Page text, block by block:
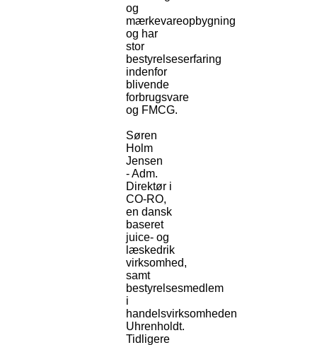
og
mærkevareopbygning
og har
stor
bestyrelseserfaring
indenfor
blivende
forbrugsvare
og FMCG.
Søren
Holm
Jensen
- Adm.
Direktør i
CO-RO,
en dansk
baseret
juice- og
læskedrik
virksomhed,
samt
bestyrelsesmedlem
i
handelsvirksomheden
Uhrenholdt.
Tidligere